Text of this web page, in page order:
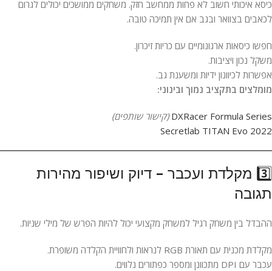
כיסא איכותי חשוב לא פחות ממחשב חזק. משחקים ממושכים יכולים לגרום
לכאבים בצוואר ובגב אם אין תמיכה טובה.
חפשו כיסאות ארגונומיים עם כריות זיכרון.
משקל נכון ויציבות.
אפשרות לכיוונון ידיות ומשענת גב.
מומלצים בתקציב נמוך ובינוני:
DXRacer Formula Series (קישור שותפים)
Secretlab TITAN Evo 2022
3️⃣ מקלדת ועכבר – דיוק ושיפור מהירות
תגובה
ההבדל בין משחק רגיל למשחק מקצועי יכול להיות הפרש של מילי שניות.
מקלדת מכנית עם תאורת RGB לנראות ולחוויית הקלדה משופרת.
עכבר עם DPI מתכוונן ומספר כפתורים נלווים.